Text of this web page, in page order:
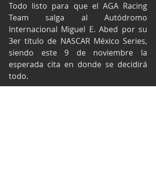
Todo listo para que el AGA Racing
Team salga al Autódromo
Internacional Miguel E. Abed por su
3er título de NASCAR México Series,
siendo este 9 de noviembre la
esperada cita en donde se decidirá
todo.